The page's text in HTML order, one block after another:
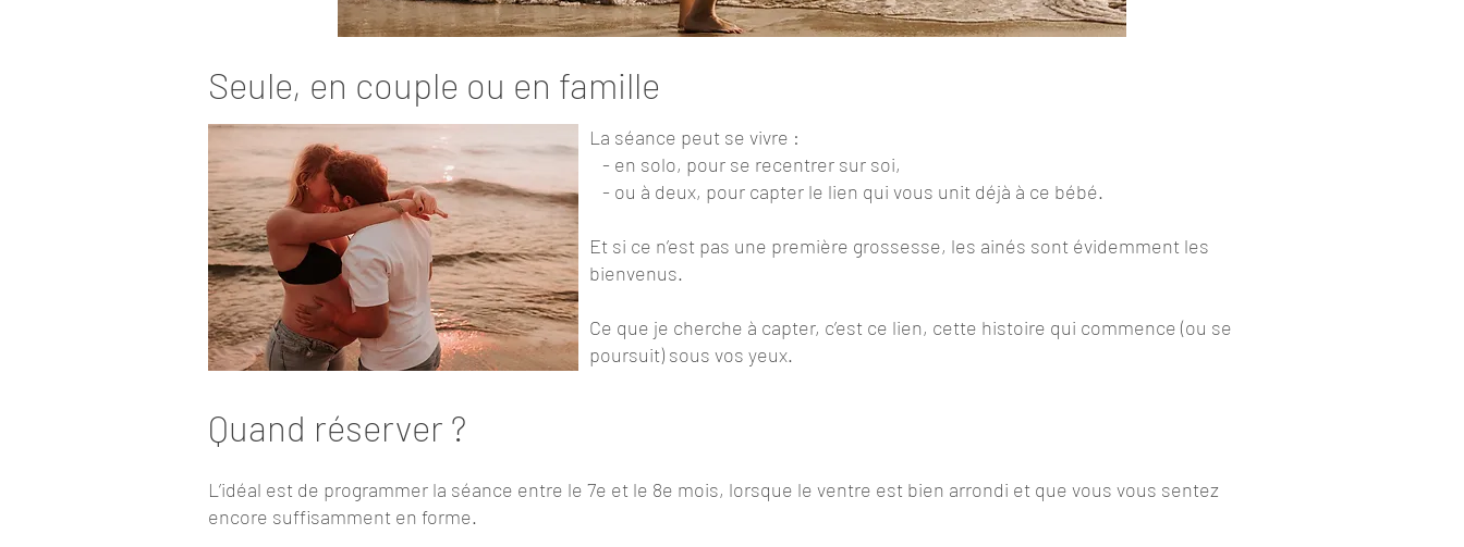
Seule, en couple ou en famille
La séance peut se vivre :
- en solo, pour se recentrer sur soi,
- ou à deux, pour capter le lien qui vous unit déjà à ce bébé.
Et si ce n’est pas une première grossesse, les ainés sont évidemment les
bienvenus.
Ce que je cherche à capter, c’est ce lien, cette histoire qui commence (ou se
poursuit) sous vos yeux.
Quand réserver ?
L’idéal est de programmer la séance entre le 7e et le 8e mois, lorsque le ventre est bien arrondi et que vous vous sentez
encore suffisamment en forme.